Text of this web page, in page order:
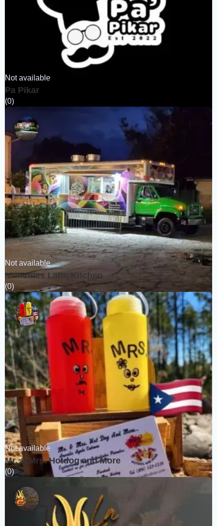
Not available
Pa Pikar
(0)
Not available
Munchies Latin Kitchen
(0)
Not available
Mr. & Mrs. Hotdog and More
(0)